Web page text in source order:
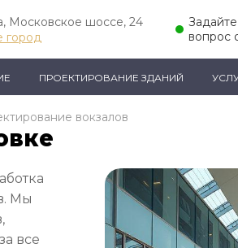
Московское шоссе, 24
город
вопрос
ПРОЕКТИРОВАНИЕ ЗДАНИЙ
вокзалов
Мы
все